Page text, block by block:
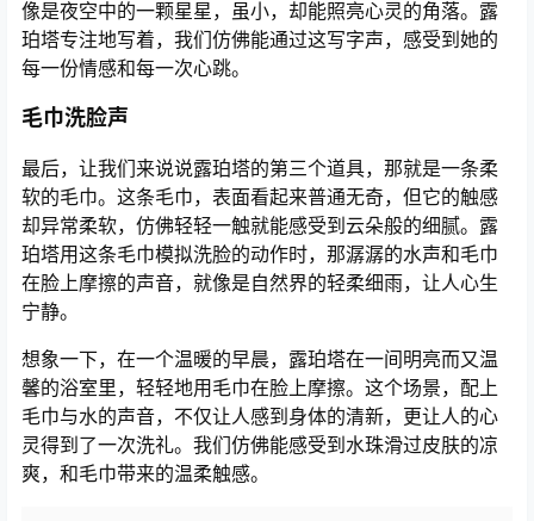
像是夜空中的一颗星星，虽小，却能照亮心灵的角落。露
珀塔专注地写着，我们仿佛能通过这写字声，感受到她的
每一份情感和每一次心跳。
毛巾洗脸声
最后，让我们来说说露珀塔的第三个道具，那就是一条柔
软的毛巾。这条毛巾，表面看起来普通无奇，但它的触感
却异常柔软，仿佛轻轻一触就能感受到云朵般的细腻。露
珀塔用这条毛巾模拟洗脸的动作时，那潺潺的水声和毛巾
在脸上摩擦的声音，就像是自然界的轻柔细雨，让人心生
宁静。
想象一下，在一个温暖的早晨，露珀塔在一间明亮而又温
馨的浴室里，轻轻地用毛巾在脸上摩擦。这个场景，配上
毛巾与水的声音，不仅让人感到身体的清新，更让人的心
灵得到了一次洗礼。我们仿佛能感受到水珠滑过皮肤的凉
爽，和毛巾带来的温柔触感。